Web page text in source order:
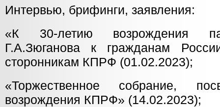
Интервью, брифинги, заявления:
«К 30-летию возрождения
Г.А.Зюганова к гражданам
сторонникам КПРФ (01.02.2023);
«Торжественное собрание,
возрождения КПРФ» (14.02.2023);